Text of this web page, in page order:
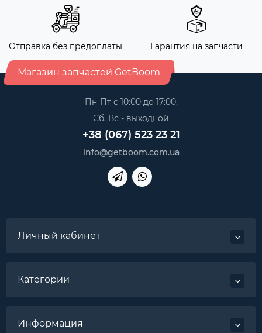
Отправка без предоплаты Гарантия на запчасти
Магазин запчастей GetBoom
Пн-Пт с 10:00 до 17:00,
Сб, Вс - выходной
+38 (067) 523 23 21
info@getboom.com.ua
Личный кабинет
Категории
Информация